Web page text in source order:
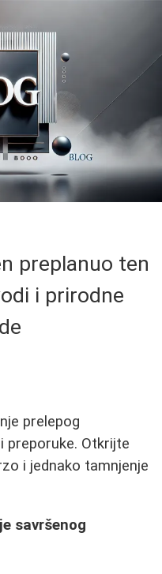
preplanuo ten
i prirodne
prelepog
preporuke. Otkrijte
i jednako tamnjenje
savršenog